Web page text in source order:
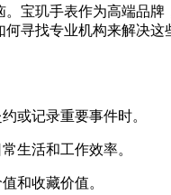
宝玑手表作为高端品
寻找专业机构来解决
或记录重要事件时。
生活和工作效率。
和收藏价值。